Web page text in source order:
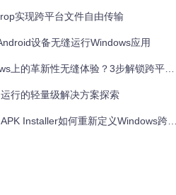
，图像渲染速度比纯软件模拟提升3-5
实现跨平台文件自由传输
设备无缝运行Windows应用
新性无缝体验？3步解锁跨平台应用安装新方式
行的轻量级解决方案探索
Installer如何重新定义Windows跨平台体验